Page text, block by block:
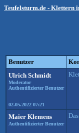
Teufelsturm.de - Klettern
Benutzer
Ulrich Schmidt
Moderator
Authentifizierter Benutzer
02.05.2022 07:21
Maier Klemens
Authentifizierter Benutzer